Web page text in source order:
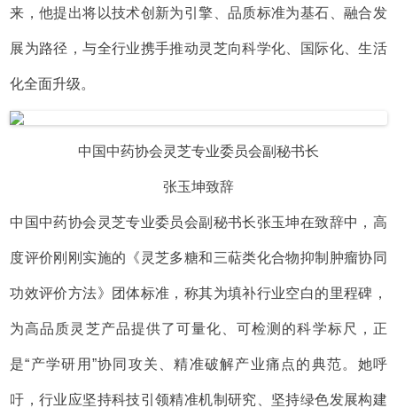
来，他提出将以技术创新为引擎、品质标准为基石、融合发
展为路径，与全行业携手推动灵芝向科学化、国际化、生活
化全面升级。
中国中药协会灵芝专业委员会副秘书长
张玉坤致辞
中国中药协会灵芝专业委员会副秘书长张玉坤在致辞中，高
度评价刚刚实施的《灵芝多糖和三萜类化合物抑制肿瘤协同
功效评价方法》团体标准，称其为填补行业空白的里程碑，
为高品质灵芝产品提供了可量化、可检测的科学标尺，正
是“产学研用”协同攻关、精准破解产业痛点的典范。她呼
吁，行业应坚持科技引领精准机制研究、坚持绿色发展构建